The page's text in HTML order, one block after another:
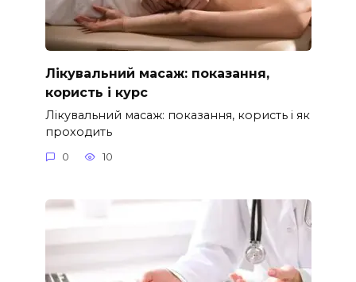
Лікувальний масаж: показання,
користь і курс
Лікувальний масаж: показання, користь і як
проходить
0 10